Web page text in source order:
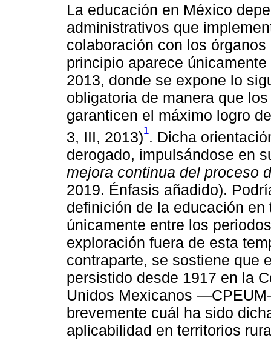
La educación en México
administrativos que
colaboración con los
principio aparece
2013, donde se expone lo
obligatoria de manera que
garanticen el máximo logro
3, III, 2013)1. Dicha
derogado, impulsándose en
mejora continua del proceso
2019. Énfasis añadido).
definición de la educación
únicamente entre los
exploración fuera de esta
contraparte, se sostiene que
persistido desde 1917 en la
Unidos Mexicanos
brevemente cuál ha sido
aplicabilidad en territorios